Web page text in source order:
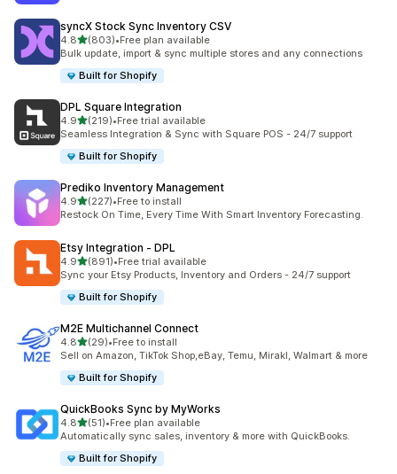
syncX Stock Sync Inventory CSV
4.8เต็ม 5 ดาว
(803)
ทั้งหมด 803 รีวิว
•Free plan available
Bulk update, import & sync multiple stores and any connections
Built for Shopify
DPL Square Integration
4.9เต็ม 5 ดาว
(219)
ทั้งหมด 219 รีวิว
•Free trial available
Seamless Integration & Sync with Square POS - 24/7 support
Built for Shopify
Prediko Inventory Management
4.9เต็ม 5 ดาว
(227)
ทั้งหมด 227 รีวิว
•Free to install
Restock On Time, Every Time With Smart Inventory Forecasting.
Etsy Integration ‑ DPL
4.9เต็ม 5 ดาว
(891)
ทั้งหมด 891 รีวิว
•Free trial available
Sync your Etsy Products, Inventory and Orders - 24/7 support
Built for Shopify
M2E Multichannel Connect
4.8เต็ม 5 ดาว
(29)
ทั้งหมด 29 รีวิว
•Free to install
Sell on Amazon, TikTok Shop,eBay, Temu, Mirakl, Walmart & more
Built for Shopify
QuickBooks Sync by MyWorks
4.8เต็ม 5 ดาว
(51)
ทั้งหมด 51 รีวิว
•Free plan available
Automatically sync sales, inventory & more with QuickBooks.
Built for Shopify